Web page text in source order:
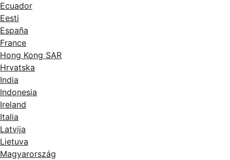
Ecuador
Eesti
España
France
Hong Kong SAR
Hrvatska
India
Indonesia
Ireland
Italia
Latvija
Lietuva
Magyarország